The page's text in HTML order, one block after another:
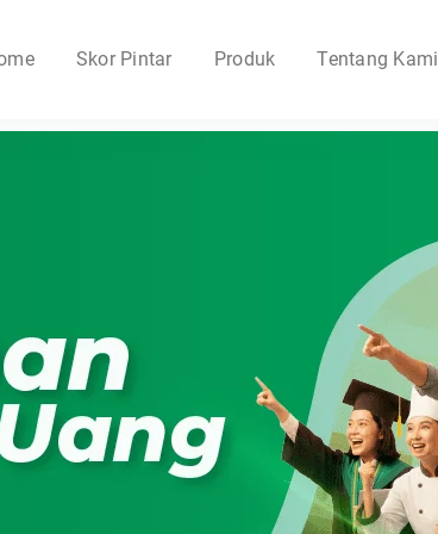
Skor Pintar Produk Tentang Kami